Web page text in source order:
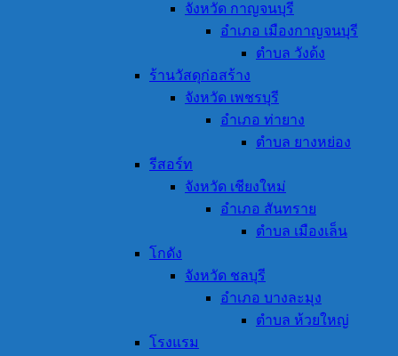
จังหวัด กาญจนบุรี
อำเภอ เมืองกาญจนบุรี
ตำบล วังด้ง
ร้านวัสดุก่อสร้าง
จังหวัด เพชรบุรี
อำเภอ ท่ายาง
ตำบล ยางหย่อง
รีสอร์ท
จังหวัด เชียงใหม่
อำเภอ สันทราย
ตำบล เมืองเล็น
โกดัง
จังหวัด ชลบุรี
อำเภอ บางละมุง
ตำบล ห้วยใหญ่
โรงแรม